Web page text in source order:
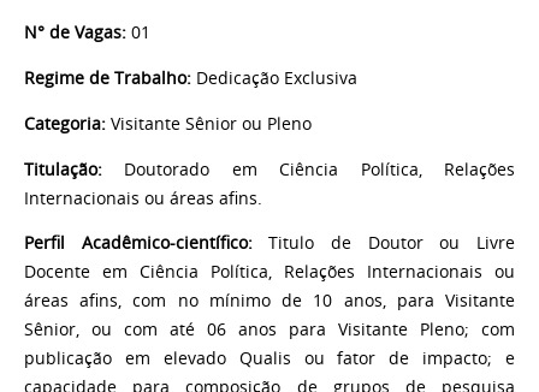
N° de Vagas: 01
Regime de Trabalho: Dedicação Exclusiva
Categoria: Visitante Sênior ou Pleno
Titulação: Doutorado em Ciência Política, Relações
Internacionais ou áreas afins.
Perfil Acadêmico-científico:Titulo de Doutor ou Livre
Docente em Ciência Política, Relações Internacionais ou
áreas afins, com no mínimo de 10 anos, para Visitante
Sênior, ou com até 06 anos para Visitante Pleno; com
publicação em elevado Qualis ou fator de impacto; e
capacidade para composição de grupos de pesquisa